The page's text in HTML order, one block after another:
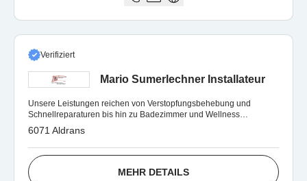
Verifiziert
Mario Sumerlechner Installateur
Unsere Leistungen reichen von Verstopfungsbehebung und
Schnellreparaturen bis hin zu Badezimmer und Wellness
Komplettlösungen.
6071 Aldrans
MEHR DETAILS